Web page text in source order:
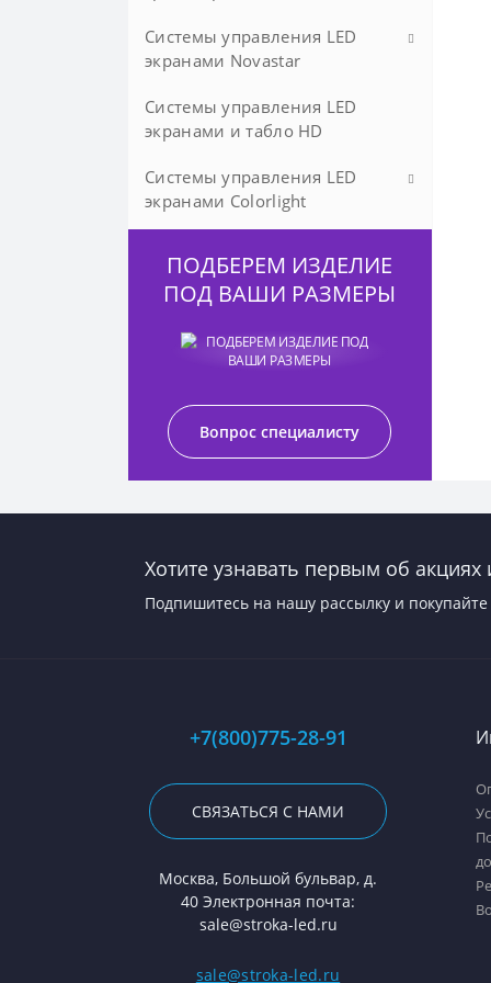
Шаг пикселя P1.53
Системы управления LED
экранами Novastar
Асинхронные контроллеры
Видеопроцессоры
Системы управления LED
экранами и табло HD
Системы управления LED
экранами Colorlight
облачные и сетевые
Видеопроцессоры
Приемные карты
Аксессуары и другие
ПОДБЕРЕМ ИЗДЕЛИЕ
ПОД ВАШИ РАЗМЕРЫ
Вопрос специалисту
Хотите узнавать первым об акциях
Подпишитесь на нашу рассылку и покупайте
+7(800)775-28-91
СВЯЗАТЬСЯ С НАМИ
Москва, Большой бульвар, д.
40 Электронная почта:
sale@stroka-led.ru
sale@stroka-led.ru